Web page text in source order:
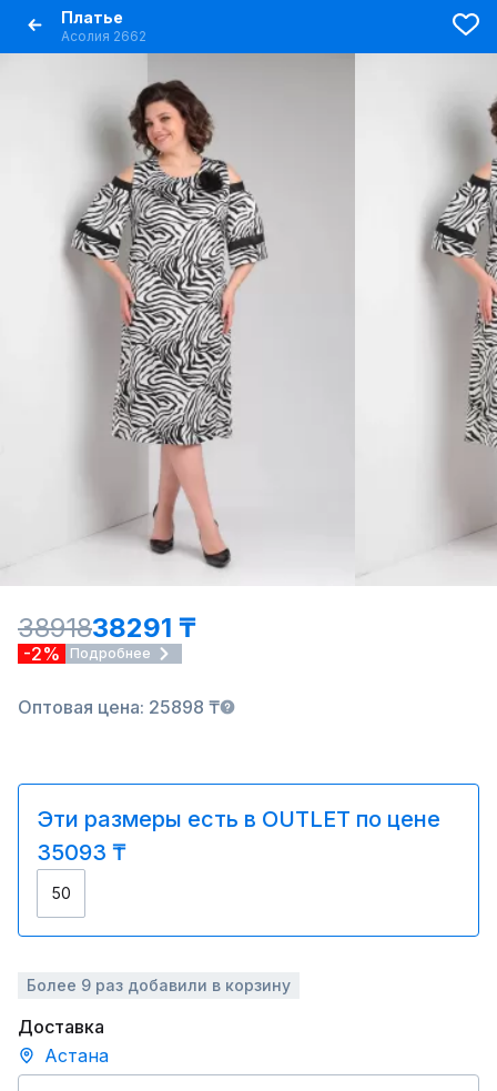
Платье
Асолия 2662
3891838291 ₸
-2% Подробнее
Оптовая цена: 25898 ₸
Эти размеры есть в OUTLET по цене
35093 ₸
50
Более 9 раз добавили в корзину
Доставка
Астана